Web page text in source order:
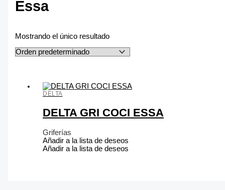
Essa
Mostrando el único resultado
DELTA
DELTA GRI COCI ESSA
Griferías
Añadir a la lista de deseos
Añadir a la lista de deseos